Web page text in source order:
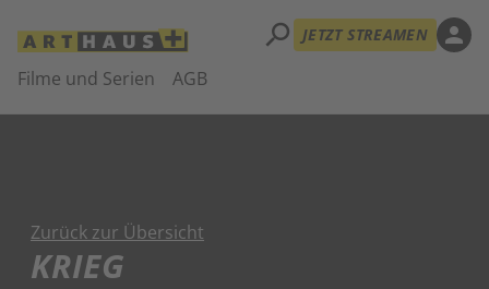
Filme und Serien AGB
search JETZT STREAMEN person
Zurück zur Übersicht
KRIEG